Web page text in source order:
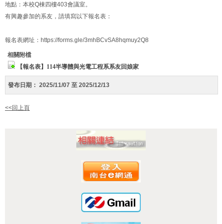
地點：本校Q棟四樓403會議室。
有興趣參加的系友，請填寫以下報名表：
報名表網址：https://forms.gle/3mhBCvSA8hqmuy2Q8
相關附檔
【報名表】114半導體與光電工程系系友回娘家
發布日期： 2025/11/07 至 2025/12/13
<<回上頁